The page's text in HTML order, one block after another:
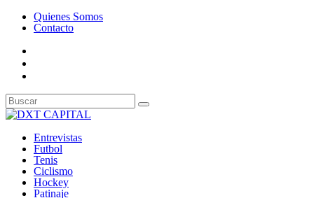
Quienes Somos
Contacto
Entrevistas
Futbol
Tenis
Ciclismo
Hockey
Patinaje